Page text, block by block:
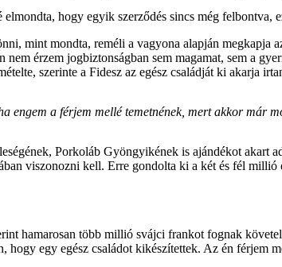
hogy egyik szerződés sincs még
mint mondta, reméli a vagyona alapján megkapja
nem érzem jogbiztonságban sem magamat, sem a
szerinte a Fidesz az egész családját ki akarja
engem a férjem mellé temetnének, mert akkor már
Porkoláb Gyöngyikének is ajándékot akart
viszonozni kell. Erre gondolta ki a két és fél millió
hamarosan több millió svájci frankot fognak
hogy egy egész családot kikészítettek. Az én férjem